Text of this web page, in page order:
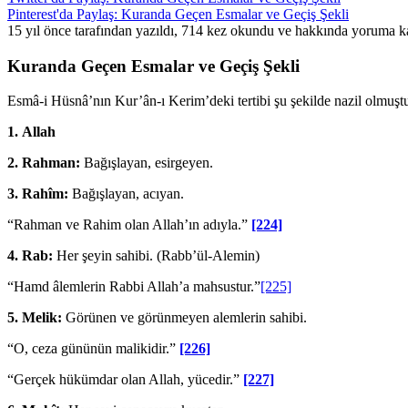
Pinterest'da Paylaş: Kuranda Geçen Esmalar ve Geçiş Şekli
15 yıl önce tarafından yazıldı, 714 kez okundu ve hakkında yoruma
Kuranda Geçen Esmalar ve Geçiş Şekli
Esmâ-i Hüsnâ’nın Kur’ân-ı Kerim’deki tertibi şu şekilde nazil
1. Allah
2. Rahman: Bağışlayan, esirgeyen.
3. Rahîm: Bağışlayan, acıyan.
“Rahman ve Rahim olan Allah’ın adıyla.” [224]
4. Rab: Her şeyin sahibi. (Rabb’ül-Alemin)
“Hamd âlemlerin Rabbi Allah’a mahsustur.”[225]
5. Melik: Görünen ve görünmeyen alemlerin sahibi.
“O, ceza gününün malikidir.” [226]
“Gerçek hükümdar olan Allah, yücedir.” [227]